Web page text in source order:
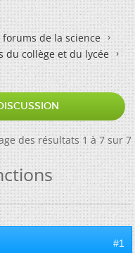
forums de la science
du collège et du lycée
des résultats 1 à 7 sur 7
#1